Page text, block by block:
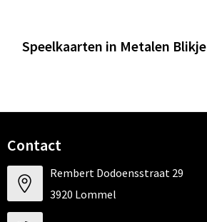
Speelkaarten in Metalen Blikje
Contact
Rembert Dodoensstraat 29
3920 Lommel